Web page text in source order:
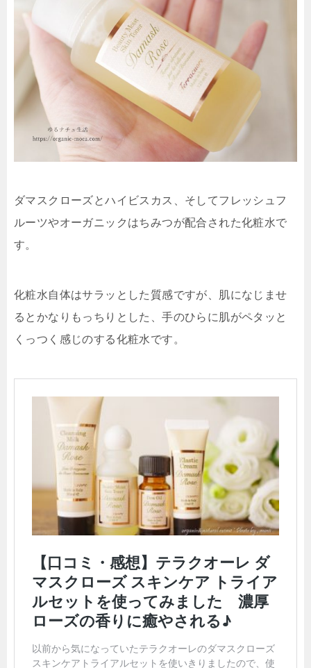
ダマスクローズとハイビスカス、そしてフレッシュフ
ルーツやオーガニックはちみつが配合された化粧水で
す。
化粧水自体はサラッとした質感ですが、肌になじませ
るとかなりもっちりとした、手のひらに肌がペタッと
くっつく感じのする化粧水です。